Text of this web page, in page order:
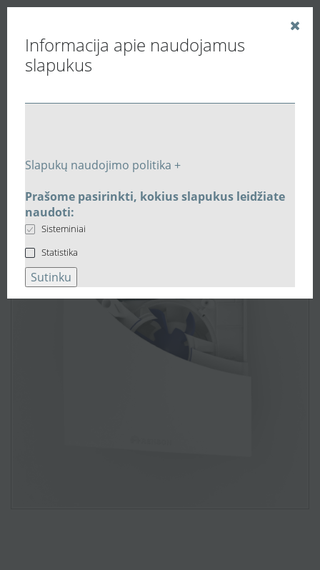
Informacija apie naudojamus
slapukus
Slapukų naudojimo politika +
Prašome pasirinkti, kokius slapukus leidžiate
naudoti:
Sisteminiai
Statistika
Sutinku
Vedinu.LT
Buitiniai ventiliatoriai
Daugiafunkcinis-išmanus ventiliatorius RENSON® Waves
VOC RH valdomas WIFI ryšiu per aplikaciją telefone